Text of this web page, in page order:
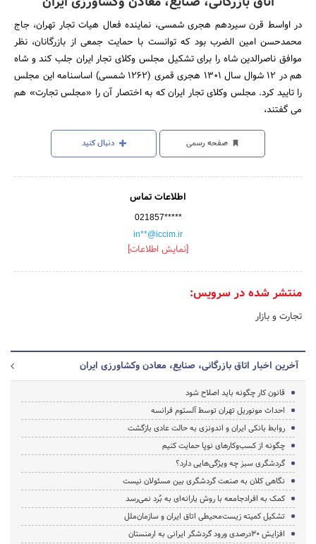
در اواسط قرن سیردهم هجری شمسی، نماینده فعال هیات تجار تهران، جاج
محمدحسن امین الضرب بود که توانست با حمایت جمعی از بازرگانان، نظر
موافق ناصرالدین شاه را برای تشکیل مجلس وکلای تجار ایران جلب کند و شاه
هم در 12 شوال سال 1301 هجری قمری (1262 شمسی) اساسنامه این مجلس
را تایید کرد. مجلس وکلای تجار ایران که به اختصار آن را «مجلس تجارت» هم
می گفتند،
صفحه رسمی دنبال کنید
اطلاعات تماس
021857*****
in**@iccim.ir
[نمایش اطلاعات]
منتشر شده در سرویس:
تجارت و بازار
آخرین اخبار اتاق بازرگانی، صنایع، معادن وکشاورزی ایران
قانون کار چگونه باید اصلاح شود
احداث مونوریل تهران توسط آلستوم فرانسه
روابط بانکی ایران و اندونزی به حالت عادی بازگشت
چگونه از کسب‌وکارهای نوپا حمایت کنیم
گردشگری سبز چه ویژگی‌هایی دارد؟
نگاهی کلان به صنعت گردشگری بین مسئولان نیست
کمک به افرادجامعه با روش یارانه‌ای به بُرد نمی‌رسد
تشکیل کمیته زیست‌محیطی اتاق ایران‌ و سازمان‌ملل
افزایش 30درصدی ورود گردشگر ایرانی به ارمنستان